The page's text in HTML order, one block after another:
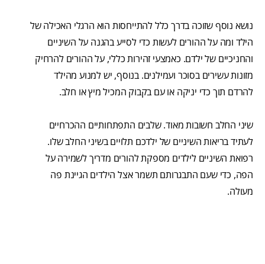
נושא נוסף שזוכה בדרך כלל להתייחסות הוא הרגלי האכילה של
הילד ומה על ההורים לעשות כדי לסייע בהגנה על השיניים
והחניכיים של ילדם. כאמצעי זהירות כללי, על ההורים להרחיק
מזונות עשירים בסוכר ועמילנים. בנוסף, יש למנוע מהילד
להרדם תוך כדי יניקה או עם בקבוק המכיל מיץ או חלב.
שיני החלב חשובות מאוד. שלבים התפתחותיים ההכרחיים
לעתיד בריאות השיניים של ילדכם תלויים בשיני החלב שלו.
רפואת השיניים לילדים מספקת להורים מדריך לשמירה על
הפה, כדי שעם התבגרותם תשמר אצל הילדים הגיינת פה
מעולה.